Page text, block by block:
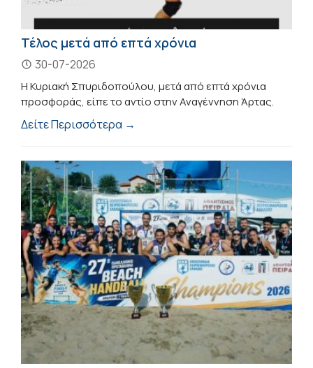
Τέλος μετά από επτά χρόνια
30-07-2026
Η Κυριακή Σπυριδοπούλου, μετά από επτά χρόνια
προσφοράς, είπε το αντίο στην Αναγέννηση Άρτας.
Δείτε Περισσότερα →